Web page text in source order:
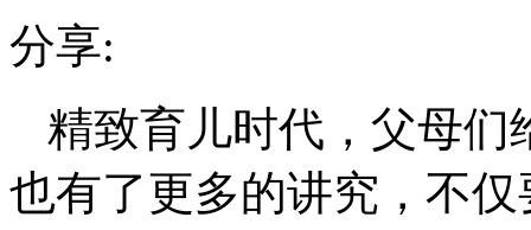
分享:
精致育儿时代，父母们
也有了更多的讲究，不